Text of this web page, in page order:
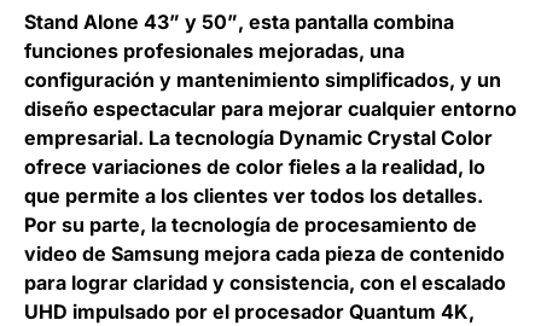
Stand Alone 43” y 50”, esta pantalla combina
funciones profesionales mejoradas, una
configuración y mantenimiento simplificados, y un
diseño espectacular para mejorar cualquier entorno
empresarial. La tecnología Dynamic Crystal Color
ofrece variaciones de color fieles a la realidad, lo
que permite a los clientes ver todos los detalles.
Por su parte, la tecnología de procesamiento de
video de Samsung mejora cada pieza de contenido
para lograr claridad y consistencia, con el escalado
UHD impulsado por el procesador Quantum 4K,